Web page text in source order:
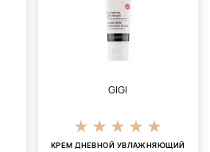
GIGI
КРЕМ ДНЕВНОЙ УВЛАЖНЯЮЩИЙ